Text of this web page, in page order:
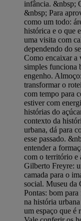
infância. &nbsp;
&nbsp; Para
como um todo:
histórica e o que
uma visita com
dependendo do
Como encaixar a
simples funciona
engenho.
transformar o
com tempo para
estiver com
histórias do
contexto da
urbana, dá para
esse passado.
entender a
com o território e
Gilberto Freyre:
camada para o
social. Museu da
Pontas: bom
na história
um espaço que é